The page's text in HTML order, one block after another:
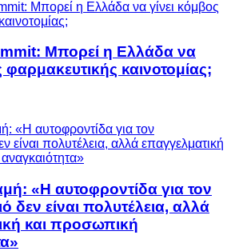
Μπορεί η Ελλάδα να
φαρμακευτικής καινοτομίας;
«Η αυτοφροντίδα για τον
δεν είναι πολυτέλεια, αλλά
και προσωπική